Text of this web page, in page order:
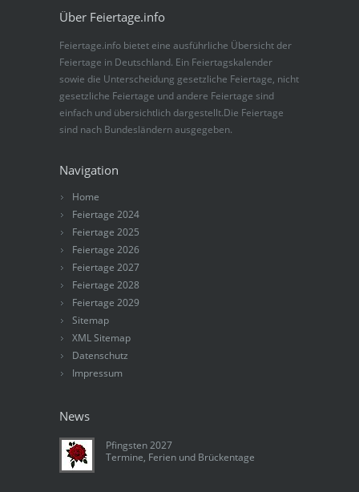
Über Feiertage.info
Feiertage.info bietet eine ausführliche Übersicht der
Feiertage in Deutschland. Ein Feiertagskalender
sowie die Unterscheidung gesetzliche Feiertage, nicht
gesetzliche Feiertage und andere Feiertage sind
einfach und übersichtlich dargestellt.Die Feiertage
sind nach Bundesländern ausgegeben.
Navigation
Home
Feiertage 2024
Feiertage 2025
Feiertage 2026
Feiertage 2027
Feiertage 2028
Feiertage 2029
Sitemap
XML Sitemap
Datenschutz
Impressum
News
Pfingsten 2027
Termine, Ferien und Brückentage